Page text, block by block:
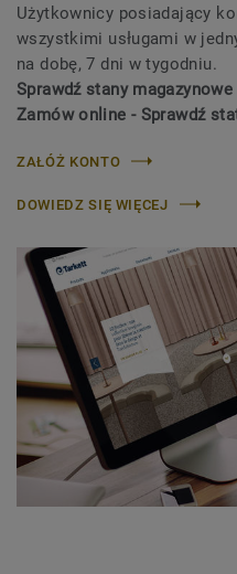
Użytkownicy posiadający
wszystkimi usługami w
na dobę, 7 dni w tygodniu.
Sprawdź stany
Zamów online - Sprawdź
ZAŁÓŻ KONTO
DOWIEDZ SIĘ WIĘCEJ